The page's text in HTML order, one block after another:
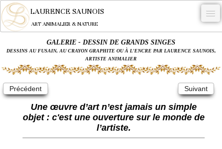
LAURENCE SAUNOIS
ART ANIMALIER & NATURE
-
NYMPHEUS LUMINANSIS.
OEUVRES
BECASSE
COMMANDE
GALERIE - DESSIN DE GRANDS SINGES
DESSINS AU FUSAIN, AU CRAYON GRAPHITE OU À L'ENCRE PAR LAURENCE SAUNOIS,
ARTISTE ANIMALIER
Précédent Suivant
Une œuvre d’art n’est jamais un simple
objet : c'est une ouverture sur le monde de
l’artiste.